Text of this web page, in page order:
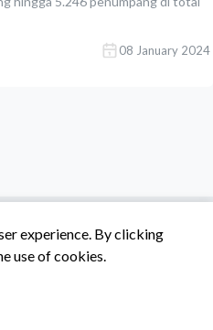
08 January 2024
experience. By clicking
use of cookies.